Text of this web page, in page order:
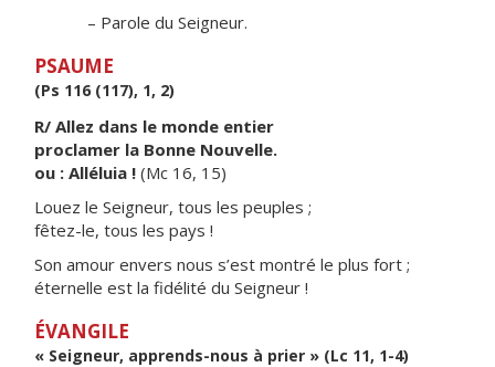
– Parole du Seigneur.
PSAUME
(Ps 116 (117), 1, 2)
R/ Allez dans le monde entier
proclamer la Bonne Nouvelle.
ou : Alléluia ! (Mc 16, 15)
Louez le Seigneur, tous les peuples ;
fêtez-le, tous les pays !
Son amour envers nous s’est montré le plus fort ;
éternelle est la fidélité du Seigneur !
ÉVANGILE
« Seigneur, apprends-nous à prier » (Lc 11, 1-4)